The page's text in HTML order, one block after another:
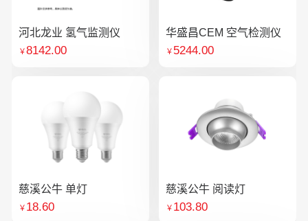
河北龙业 氢气监测仪
￥8142.00
华盛昌CEM 空气检测仪
￥ 5244.00
慈溪公牛 单灯
￥ 18.60
慈溪公牛 阅读灯
￥ 103.80